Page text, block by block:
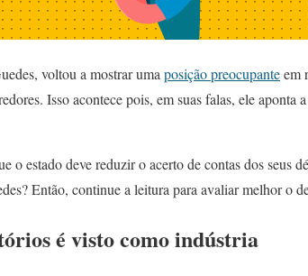
voltou a mostrar uma posição preocupanteem
Isso acontece pois, em suas falas, ele
o estado deve reduzir o acerto de contasdos seus
Então, continue a leitura para avaliar melhor o
é visto como indústria